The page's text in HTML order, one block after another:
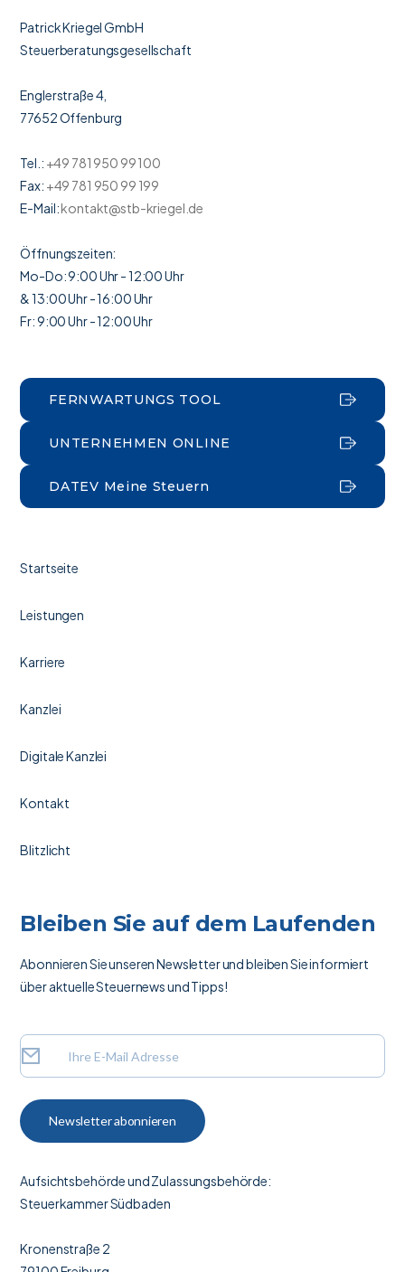
Patrick Kriegel GmbH
Steuerberatungsgesellschaft
Englerstraße 4,
77652 Offenburg
Tel.: +49 781 950 99 100
Fax: +49 781 950 99 199
E-Mail:kontakt@stb-kriegel.de
Öffnungszeiten:
Mo-Do: 9:00 Uhr - 12:00 Uhr
& 13:00 Uhr - 16:00 Uhr
Fr: 9:00 Uhr - 12:00 Uhr
FERNWARTUNGS TOOL
UNTERNEHMEN ONLINE
DATEV Meine Steuern
Startseite
Leistungen
Karriere
Kanzlei
Digitale Kanzlei
Kontakt
Blitzlicht
Bleiben Sie auf dem Laufenden
Abonnieren Sie unseren Newsletter und bleiben Sie informiert
über aktuelle Steuernews und Tipps!
Aufsichtsbehörde und Zulassungsbehörde:
Steuerkammer Südbaden
Kronenstraße 2